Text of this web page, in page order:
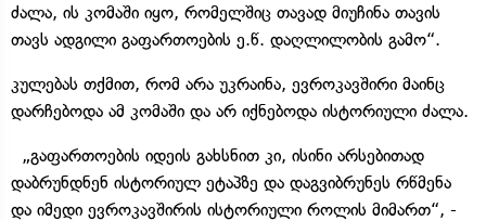
ძალა, ის კომაში იყო, რომელშიც თავად მიუჩინა თავის
თავს ადგილი გაფართოების ე.წ. დაღლილობის გამო“.
კულებას თქმით, რომ არა უკრაინა, ევროკავშირი მაინც
დარჩებოდა ამ კომაში და არ იქნებოდა ისტორიული ძალა.
„გაფართოების იდეის გახსნით კი, ისინი არსებითად
დაბრუნდნენ ისტორიულ ეტაპზე და დაგვიბრუნეს რწმენა
და იმედი ევროკავშირის ისტორიული როლის მიმართ“, -